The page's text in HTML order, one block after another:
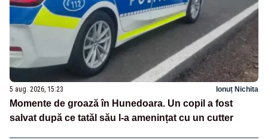
5 aug. 2026, 15:23 Ionuț Nichita
Momente de groază în Hunedoara. Un copil a fost
salvat după ce tatăl său l-a amenințat cu un cutter